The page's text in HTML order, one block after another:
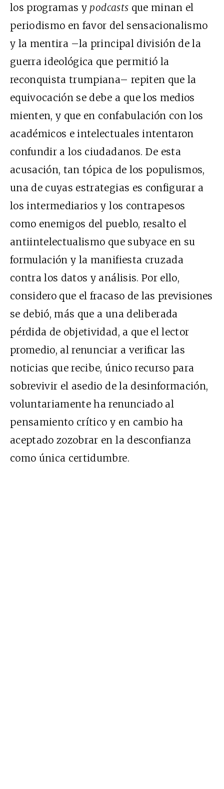
los programas y podcasts que minan el
periodismo en favor del sensacionalismo
y la mentira –la principal división de la
guerra ideológica que permitió la
reconquista trumpiana– repiten que la
equivocación se debe a que los medios
mienten, y que en confabulación con los
académicos e intelectuales intentaron
confundir a los ciudadanos. De esta
acusación, tan tópica de los populismos,
una de cuyas estrategias es configurar a
los intermediarios y los contrapesos
como enemigos del pueblo, resalto el
antiintelectualismo que subyace en su
formulación y la manifiesta cruzada
contra los datos y análisis. Por ello,
considero que el fracaso de las previsiones
se debió, más que a una deliberada
pérdida de objetividad, a que el lector
promedio, al renunciar a verificar las
noticias que recibe, único recurso para
sobrevivir el asedio de la desinformación,
voluntariamente ha renunciado al
pensamiento crítico y en cambio ha
aceptado zozobrar en la desconfianza
como única certidumbre.